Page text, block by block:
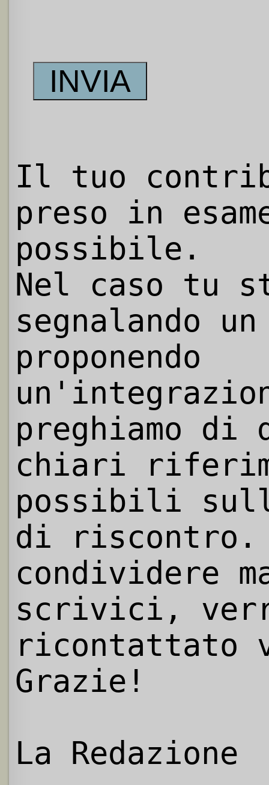
Il tuo
preso in
possibile.
Nel caso tu
segnalando
proponendo
preghiamo
chiari
possibili
di riscontro.
condividere
scrivici,
ricontattato
Grazie!
La Redazione